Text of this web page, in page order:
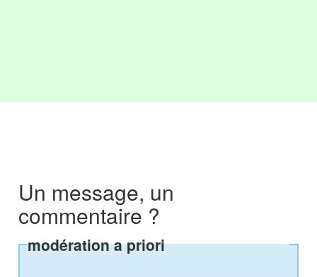
Un message, un
commentaire ?
modération a priori